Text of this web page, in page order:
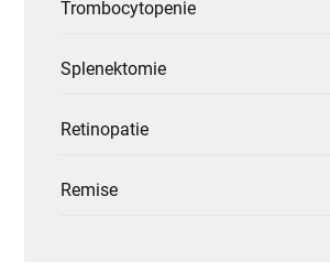
Trombocytopenie
Splenektomie
Retinopatie
Remise